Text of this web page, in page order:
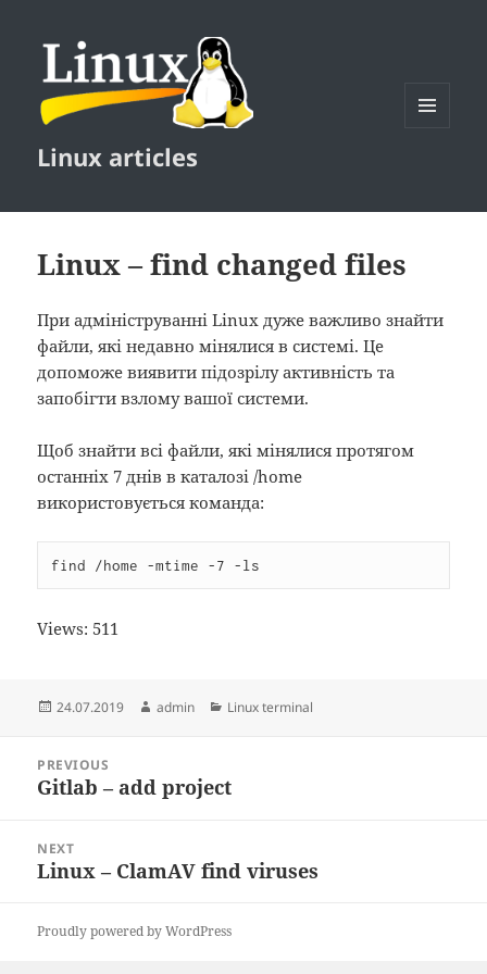
Linux articles
Linux – find changed files
При адмініструванні Linux дуже важливо знайти
файли, які недавно мінялися в системі. Це
допоможе виявити підозрілу активність та
запобігти взлому вашої системи.
Щоб знайти всі файли, які мінялися протягом
останніх 7 днів в каталозі /home
використовується команда:
find /home -mtime -7 -ls
Views: 511
Posted
24.07.2019 Author
admin Categories
Linux terminal
navigation
PREVIOUS
Previous
Gitlab – add project
NEXT
Next
Linux – ClamAV find viruses
Proudly powered by WordPress